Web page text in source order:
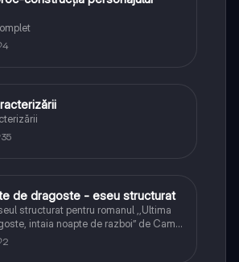
4
română
35
română
de dragoste - eseu structurat
structurat pentru romanul ,,Ultima
intaia noapte de razboi” de Camil
2